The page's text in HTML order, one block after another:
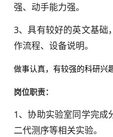
强、动手能力强。
3、具有较好的英文基础
作流程、设备说明。
做事认真，有较强的科研兴
岗位职责：
1、协助实验室同学完成
二代测序等相关实验。